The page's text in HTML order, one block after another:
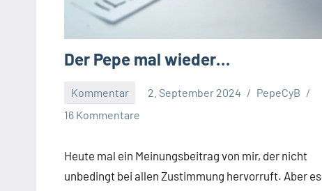
Der Pepe mal wieder…
Kommentar 2. September 2024
PepeCyB
16 Kommentare
Heute mal ein Meinungsbeitrag von mir, der nicht
unbedingt bei allen Zustimmung hervorruft. Aber es